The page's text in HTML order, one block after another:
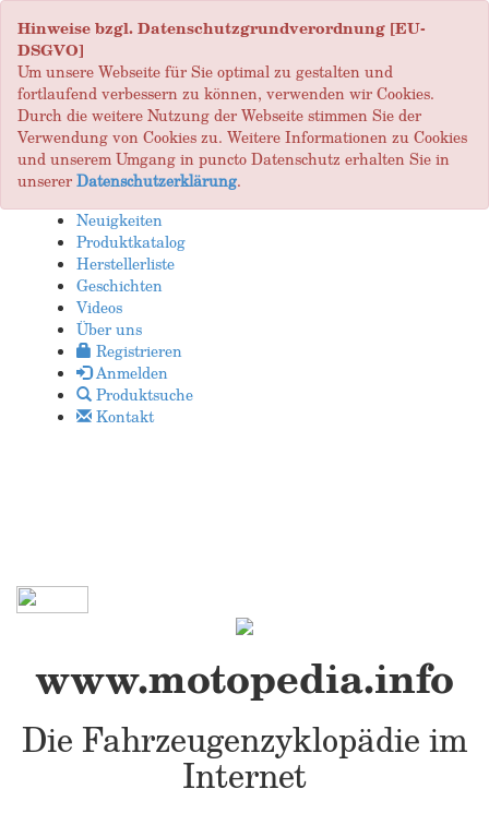
Hinweise bzgl. Datenschutzgrundverordnung [EU-
DSGVO]
Um unsere Webseite für Sie optimal zu gestalten und
fortlaufend verbessern zu können, verwenden wir Cookies.
Durch die weitere Nutzung der Webseite stimmen Sie der
Verwendung von Cookies zu. Weitere Informationen zu Cookies
und unserem Umgang in puncto Datenschutz erhalten Sie in
unsererDatenschutzerklärung.
Neuigkeiten
Produktkatalog
Herstellerliste
Geschichten
Videos
Über uns
Registrieren
Anmelden
Produktsuche
Kontakt
www.motopedia.info
Die Fahrzeugenzyklopädie im
Internet